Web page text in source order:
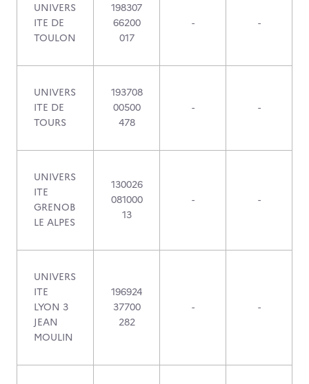
UNIVERS
ITE DE
TOULON
198307
66200
017
- -
UNIVERS
ITE DE
TOURS
193708
00500
478
- -
UNIVERS
ITE
GRENOB
LE ALPES
130026
081000
13
- -
UNIVERS
ITE
LYON 3
JEAN
MOULIN
196924
37700
282
- -